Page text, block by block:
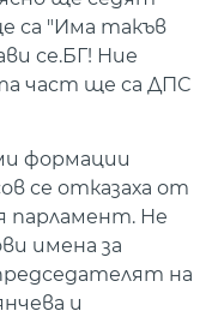
са "Има такъв
се.БГ! Ние
част ще са ДПС
формации
се отказаха от
парламент. Не
имена за
на
и